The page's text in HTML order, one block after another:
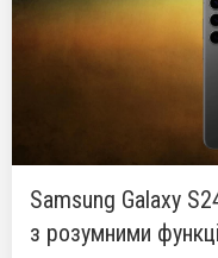
Samsung Galaxy
з розумними